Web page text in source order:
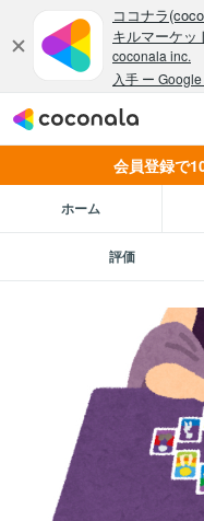
会員登録で
ホーム
評価